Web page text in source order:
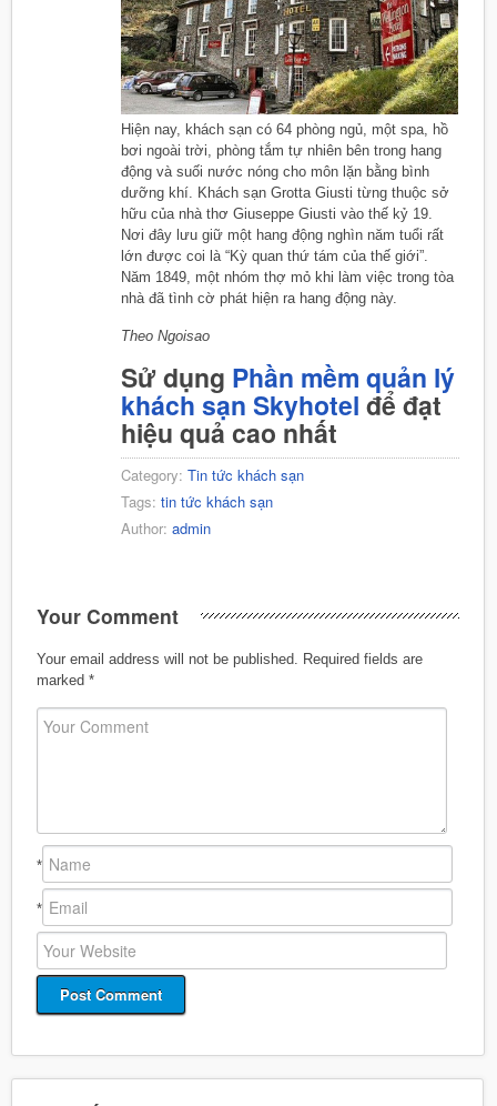
Hiện nay, khách sạn có 64 phòng ngủ, một spa, hồ
bơi ngoài trời, phòng tắm tự nhiên bên trong hang
động và suối nước nóng cho môn lặn bằng bình
dưỡng khí. Khách sạn Grotta Giusti từng thuộc sở
hữu của nhà thơ Giuseppe Giusti vào thế kỷ 19.
Nơi đây lưu giữ một hang động nghìn năm tuổi rất
lớn được coi là “Kỳ quan thứ tám của thế giới”.
Năm 1849, một nhóm thợ mỏ khi làm việc trong tòa
nhà đã tình cờ phát hiện ra hang động này.
Theo Ngoisao
Sử dụng Phần mềm quản lý
khách sạn Skyhotel để đạt
hiệu quả cao nhất
Category: Tin tức khách sạn
Tags: tin tức khách sạn
Author: admin
Your Comment
Your email address will not be published.
Required fields are
marked *
*
*